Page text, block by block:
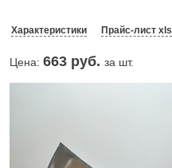
Характеристики Прайс-лист xls
Цена: 663 руб. за шт.